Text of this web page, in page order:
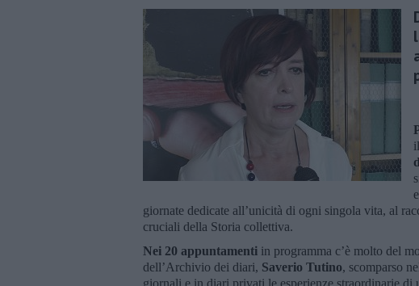
giornate dedicate all’unicità di ogni singola vita, al
cruciali della Storia collettiva.
Nei 20 appuntamenti in programma c’è molto del
dell’Archivio dei diari, Saverio Tutino, scomparso
giornali e in diari privati le esperienze straordinarie di